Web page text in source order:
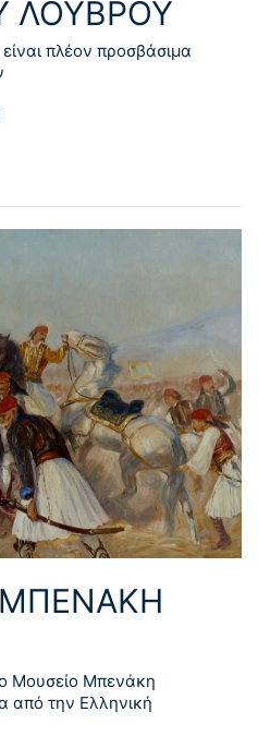
ΛΟΥΒΡΟΥ
πλέον προσβάσιμα
Μουσείο Μπενάκη
από την Ελληνική